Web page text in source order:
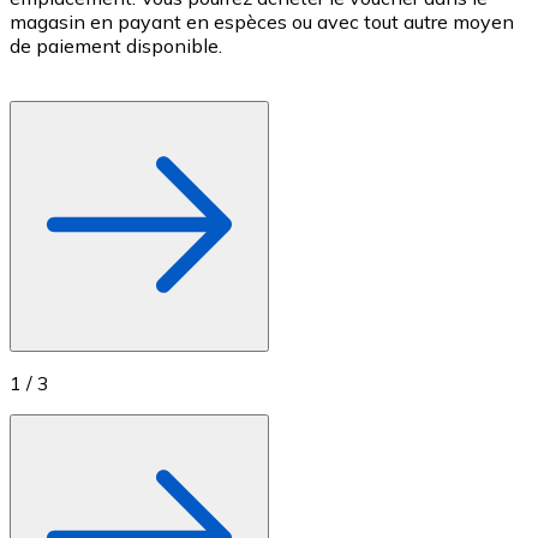
Achetez des cartes-cadeaux de vos marques
magasin en payant en espèces ou avec tout autre moyen
de paiement disponible.
1 / 3